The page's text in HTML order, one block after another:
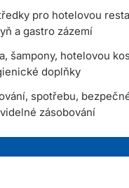
pro hotelovou
a gastro zázemí
šampony, hotelovou
doplňky
spotřebu,
zásobování